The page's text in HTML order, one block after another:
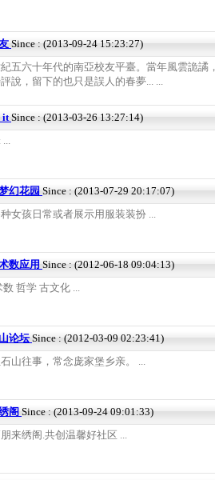
Since : (2013-09-24 15:23:27)
五六十年代的南亞校友平臺。當年風雲詭譎
說，留下的也只是誤人的春夢... ...
itSince : (2013-03-26 13:27:14)
幻花园 Since : (2013-07-29 20:17:07)
女孩日常或者展示用服装装扮 ...
数应用 Since : (2012-06-18 09:04:13)
数 哲学 古文化 ...
论坛Since : (2012-03-09 02:23:41)
山往事，常念庞家堡乡亲。 ...
阁 Since : (2013-09-24 09:01:33)
来绣阁.共创温馨好社区 ...